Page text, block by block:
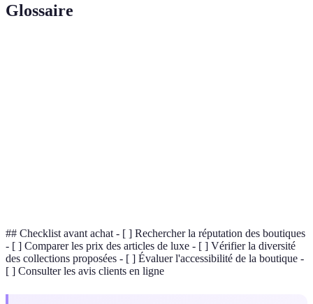
Glossaire
## Checklist avant achat - [ ] Rechercher la réputation des boutiques
- [ ] Comparer les prix des articles de luxe - [ ] Vérifier la diversité
des collections proposées - [ ] Évaluer l'accessibilité de la boutique -
[ ] Consulter les avis clients en ligne